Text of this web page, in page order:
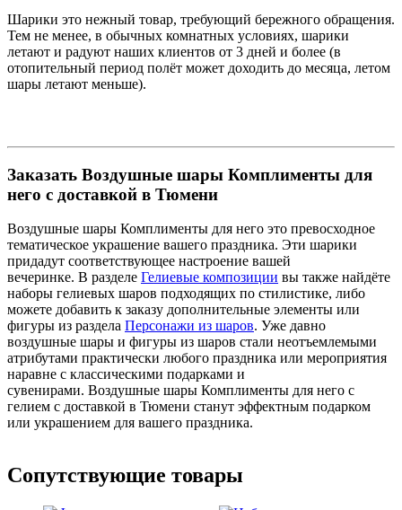
Шарики это нежный товар, требующий бережного обращения.
Тем не менее, в обычных комнатных условиях, шарики
летают и радуют наших клиентов от 3 дней и более (в
отопительный период полёт может доходить до месяца, летом
шары летают меньше).
Заказать Воздушные шары Комплименты для
него с доставкой в Тюмени
Воздушные шары Комплименты для него это превосходное
тематическое украшение вашего праздника. Эти шарики
придадут соответствующее настроение вашей
вечеринке. В разделе Гелиевые композиции вы также найдёте
наборы гелиевых шаров подходящих по стилистике, либо
можете добавить к заказу дополнительные элементы или
фигуры из раздела Персонажи из шаров. Уже давно
воздушные шары и фигуры из шаров стали неотъемлемыми
атрибутами практически любого праздника или мероприятия
наравне с классическими подарками и
сувенирами. Воздушные шары Комплименты для него с
гелием с доставкой в Тюмени станут эффектным подарком
или украшением для вашего праздника.
Сопутствующие товары